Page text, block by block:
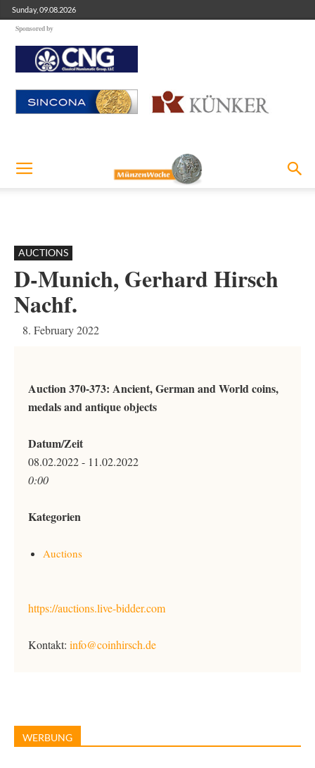
Sunday, 09.08.2026
Sponsored by
AUCTIONS
D-Munich, Gerhard Hirsch
Nachf.
8. February 2022
Auction 370-373: Ancient, German and World coins,
medals and antique objects
Datum/Zeit
08.02.2022 - 11.02.2022
0:00
Kategorien
Auctions
https://auctions.live-bidder.com
Kontakt: info@coinhirsch.de
WERBUNG